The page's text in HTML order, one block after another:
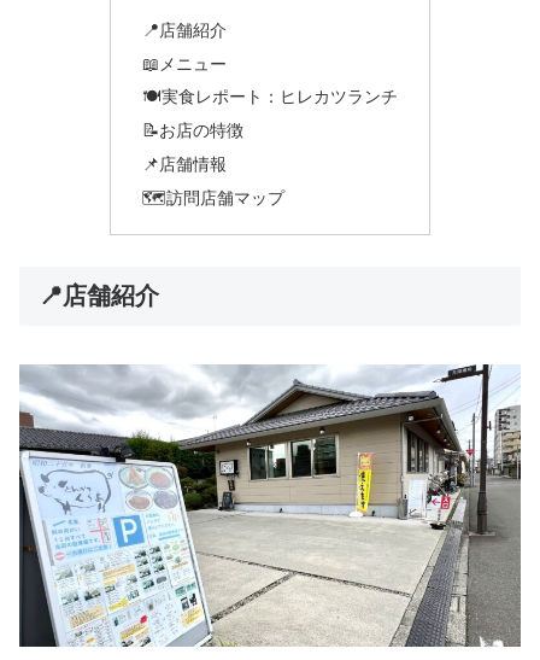
📍店舗紹介
📖メニュー
🍽️実食レポート：ヒレカツランチ
📝お店の特徴
📌店舗情報
🗺️訪問店舗マップ
📍店舗紹介